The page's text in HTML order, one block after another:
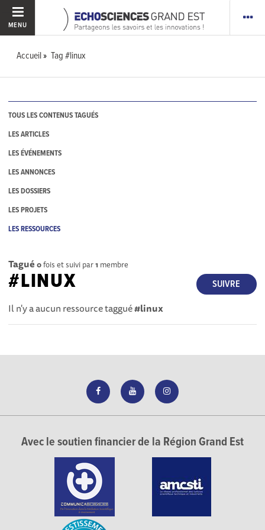
MENU
Accueil Tag #linux
TOUS LES CONTENUS TAGUÉS
LES ARTICLES
LES ÉVÉNEMENTS
LES ANNONCES
LES DOSSIERS
LES PROJETS
LES RESSOURCES
Tagué 0fois et suivi par1 membre
SUIVRE
#LINUX
Il n'y a aucun ressource taggué#linux
Avec le soutien financier de la Région Grand Est